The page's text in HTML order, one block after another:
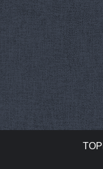
TOP